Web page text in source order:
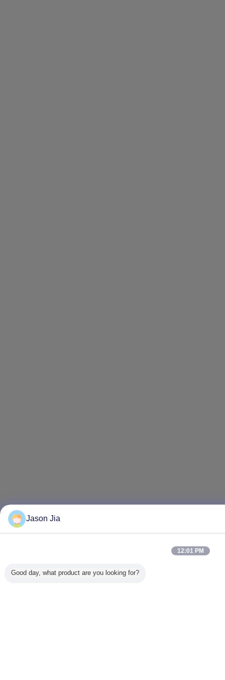
Jason Jia
12:01 PM
Good day, what product are you looking for?